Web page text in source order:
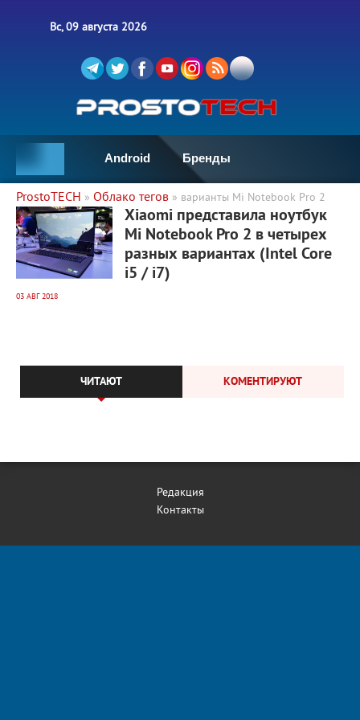
Вс, 09 августа 2026
Android Бренды
ProstoTECH » Облако тегов » варианты Mi Notebook Pro 2
3 578 0
Xiaomi представила ноутбук
Mi Notebook Pro 2 в четырех
разных вариантах (Intel Core
i5 / i7)
03 АВГ 2018
ЧИТАЮТ КОМЕНТИРУЮТ
Редакция
Контакты